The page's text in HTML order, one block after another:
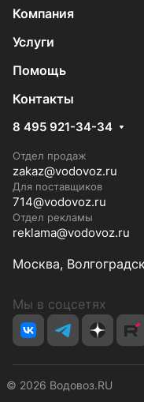
Компания
Услуги
Помощь
Контакты
8 495 921-34-34
Отдел продаж
zakaz@vodovoz.ru
Для поставщиков
714@vodovoz.ru
Отдел рекламы
reklama@vodovoz.ru
Москва,
Мы в соцсетях
© 2026 Водовоз.RU